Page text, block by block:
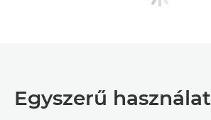
Egyszerű használat